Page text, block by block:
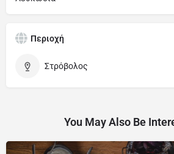
Περιοχή
Στρόβολος
You May Also Be